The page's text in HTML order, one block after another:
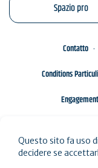
Spazio pro
Contatto
Conditions
Questo sito fa uso
decidere se